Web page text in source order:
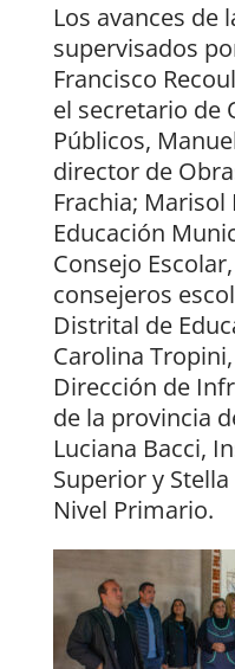
Los avances de
supervisados
Francisco
el secretario de
Públicos,
director de
Frachia; Marisol
Educación
Consejo
consejeros
Distrital de
Carolina
Dirección de
de la provincia
Luciana Bacci,
Superior y
Nivel Primario.